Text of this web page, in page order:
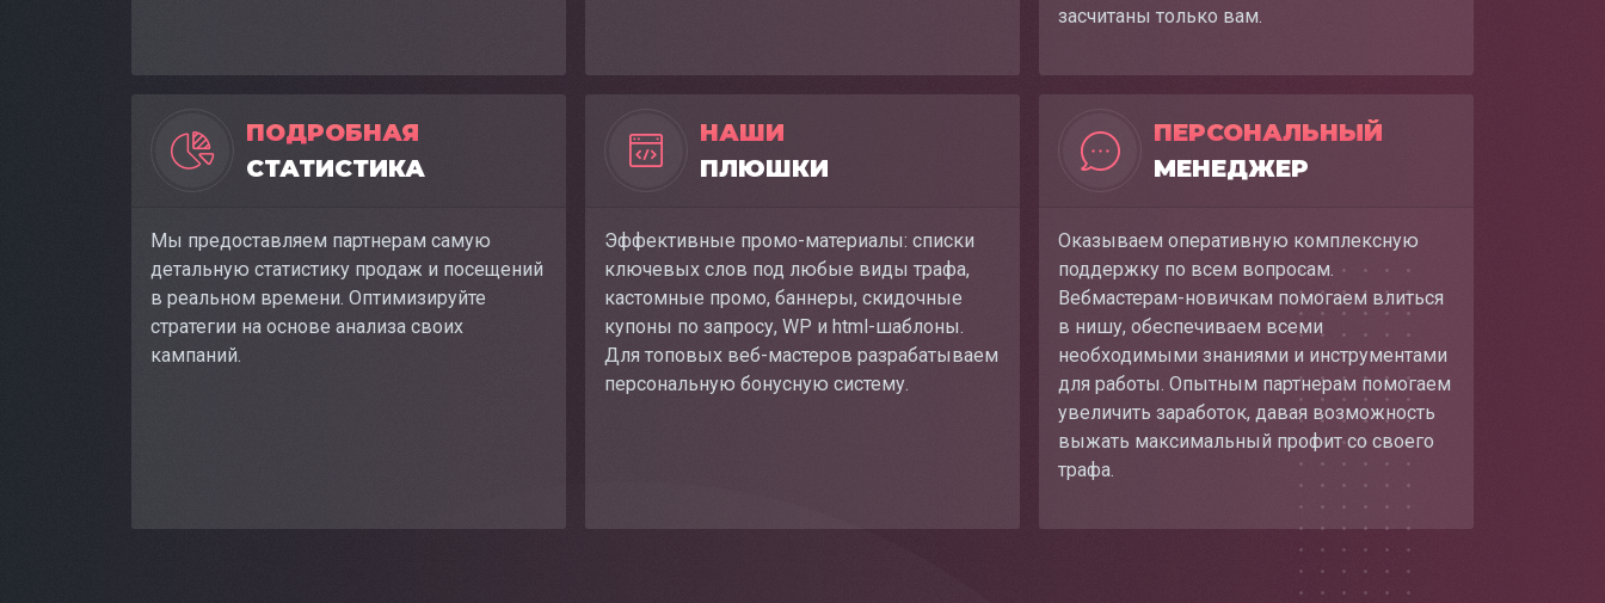
засчитаны только вам.
ПОДРОБНАЯ
СТАТИСТИКА
Мы предоставляем партнерам самую
детальную статистику продаж и посещений
в реальном времени. Оптимизируйте
стратегии на основе анализа своих
кампаний.
НАШИ
ПЛЮШКИ
Эффективные промо-материалы: списки
ключевых слов под любые виды трафа,
кастомные промо, баннеры, скидочные
купоны по запросу, WP и html-шаблоны.
Для топовых веб-мастеров разрабатываем
персональную бонусную систему.
ПЕРСОНАЛЬНЫЙ
МЕНЕДЖЕР
Оказываем оперативную комплексную
поддержку по всем вопросам.
Вебмастерам-новичкам помогаем влиться
в нишу, обеспечиваем всеми
необходимыми знаниями и инструментами
для работы. Опытным партнерам помогаем
увеличить заработок, давая возможность
выжать максимальный профит со своего
трафа.